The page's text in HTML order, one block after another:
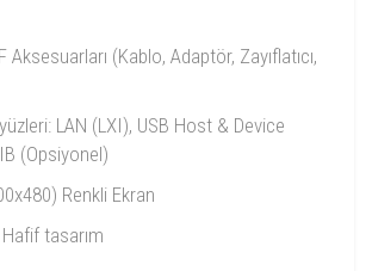
Aksesuarları (Kablo, Adaptör, Zayıflatıcı,
LAN (LXI), USB Host & Device
(Opsiyonel)
Renkli Ekran
tasarım